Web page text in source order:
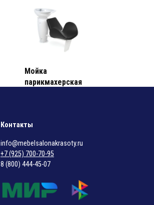
Мойка
парикмахерская
Под заказ
(Италия)
Контакты
info@mebelsalonakrasoty.ru
+7 (925) 700-70-95
8 (800) 444-45-07